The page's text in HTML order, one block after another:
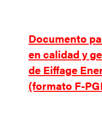
Documento
en calidad y
de Eiffage
(formato F-